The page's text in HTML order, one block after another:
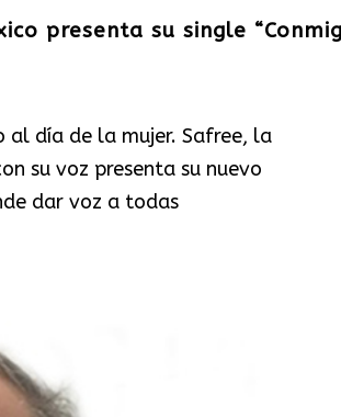
presenta su single
al día de la mujer. Safree, la
su voz presenta su nuevo
dar voz a todas